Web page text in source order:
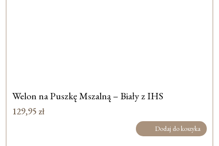
Welon na Puszkę Mszalną – Biały z IHS
129,95 zł
Dodaj do koszyka